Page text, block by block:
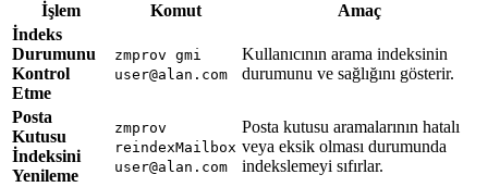
İşlem Komut
Amaç
İndeks
Durumunu
Kontrol
Etme
zmprov gmi
user@alan.com
Kullanıcının arama indeksinin
durumunu ve sağlığını gösterir.
Posta
Kutusu
İndeksini
Yenileme
zmprov
reindexMailbox
user@alan.com
Posta kutusu aramalarının hatalı
veya eksik olması durumunda
indekslemeyi sıfırlar.